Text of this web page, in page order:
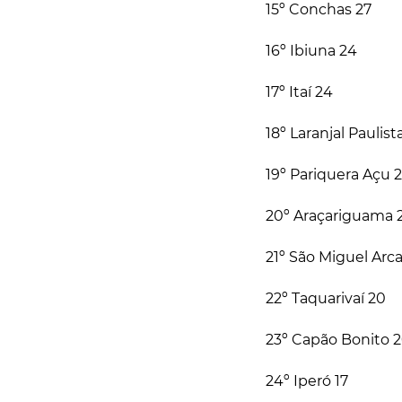
15º Conchas 27
16º Ibiuna 24
17º Itaí 24
18º Laranjal
19º Pariquera Açu
20º Araçariguama
21º São Miguel
22º Taquarivaí 20
23º Capão Bonito
24º Iperó 17